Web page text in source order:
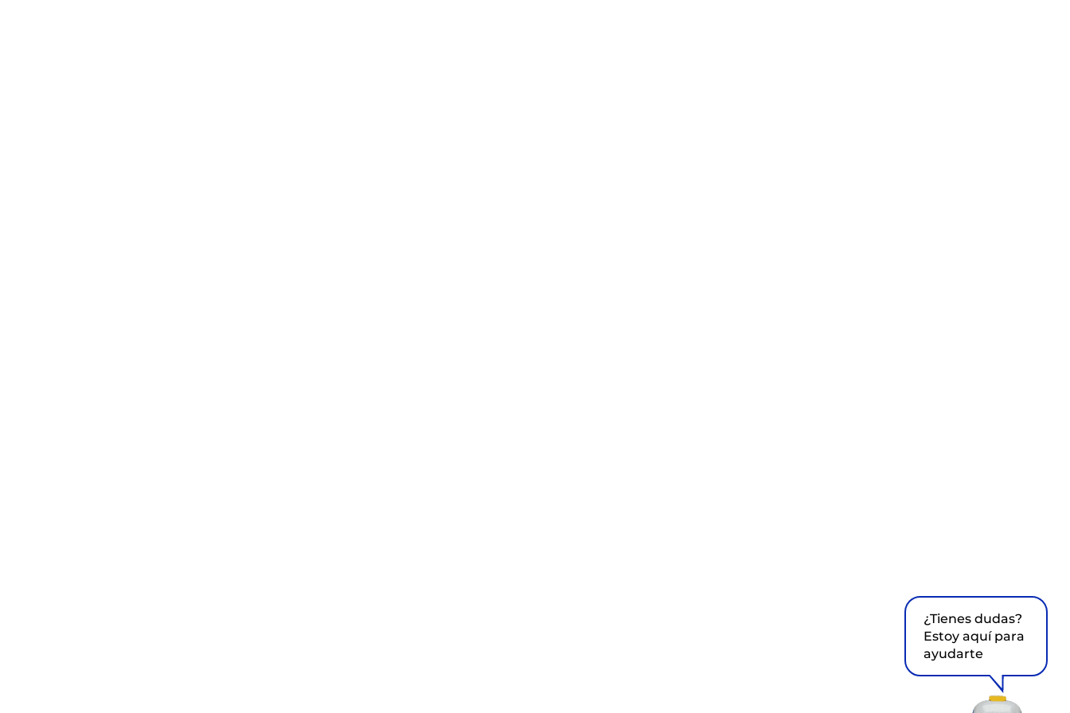
¿Tienes dudas?
Estoy aquí para
ayudarte